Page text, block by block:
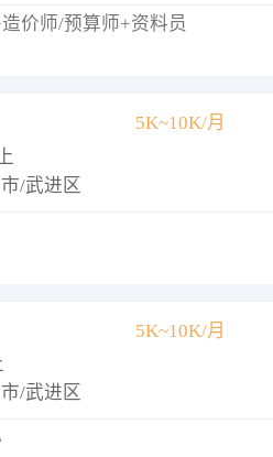
价师/预算师+资料员
5K~10K/月
/武进区
5K~10K/月
/武进区